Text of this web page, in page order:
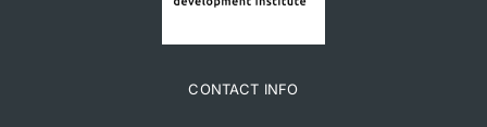
CONTACT INFO